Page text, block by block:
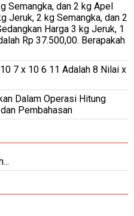
Semangka, dan 2 kg Apel
Jeruk, 2 kg Semangka, dan 2
Harga 3 kg Jeruk, 1
Rp 37.500,00. Berapakah
7 x 10 6 11 Adalah 8 Nilai x
Dalam Operasi Hitung
Pembahasan